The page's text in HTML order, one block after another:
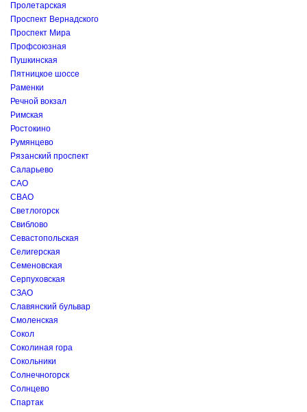
Пролетарская
Проспект Вернадского
Проспект Мира
Профсоюзная
Пушкинская
Пятницкое шоссе
Раменки
Речной вокзал
Римская
Ростокино
Румянцево
Рязанский проспект
Саларьево
САО
СВАО
Светлогорск
Свиблово
Севастопольская
Селигерская
Семеновская
Серпуховская
СЗАО
Славянский бульвар
Смоленская
Сокол
Соколиная гора
Сокольники
Солнечногорск
Солнцево
Спартак